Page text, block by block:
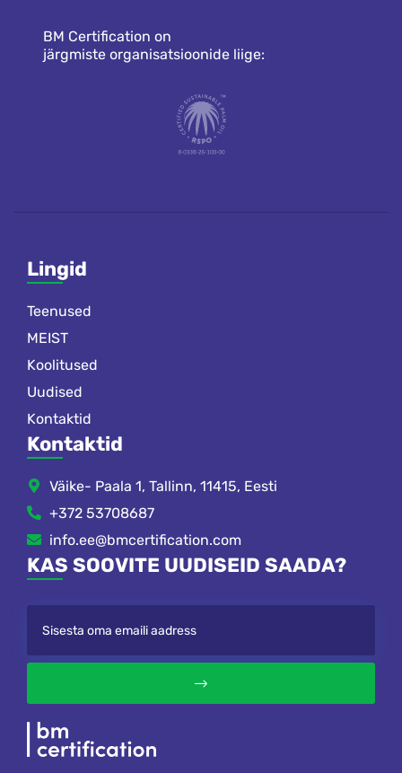
BM Certification on
järgmiste organisatsioonide liige:
Lingid
Teenused
MEIST
Koolitused
Uudised
Kontaktid
Kontaktid
Väike- Paala 1, Tallinn, 11415, Eesti
+372 53708687
info.ee@bmcertification.com
KAS SOOVITE UUDISEID SAADA?